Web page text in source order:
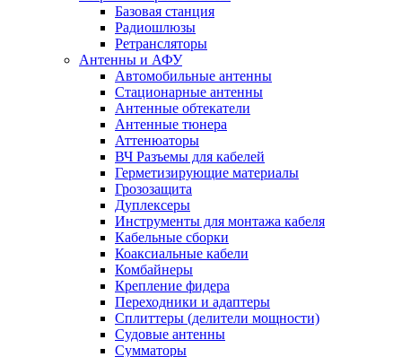
Базовая станция
Радиошлюзы
Ретрансляторы
Антенны и АФУ
Автомобильные антенны
Стационарные антенны
Антенные обтекатели
Антенные тюнера
Аттенюаторы
ВЧ Разъемы для кабелей
Герметизирующие материалы
Грозозащита
Дуплексеры
Инструменты для монтажа кабеля
Кабельные сборки
Коаксиальные кабели
Комбайнеры
Крепление фидера
Переходники и адаптеры
Сплиттеры (делители мощности)
Судовые антенны
Сумматоры